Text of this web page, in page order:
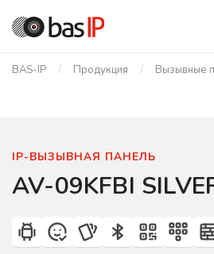
BAS-IP Продукция Вызывные
IP-ВЫЗЫВНАЯ ПАНЕЛЬ
AV-09KFBI